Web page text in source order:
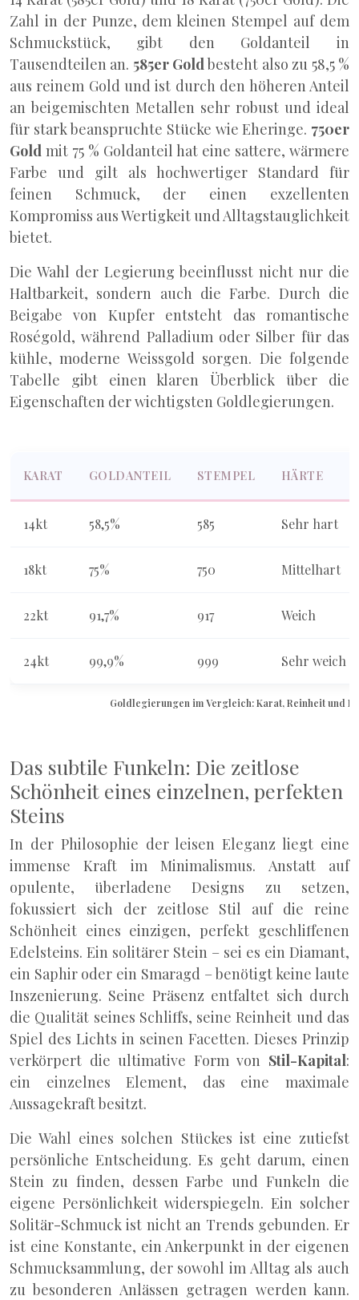
Zahl in der Punze, dem kleinen Stempel auf dem
Schmuckstück, gibt den Goldanteil in
Tausendteilen an. 585er Goldbesteht also zu 58,5 %
aus reinem Gold und ist durch den höheren Anteil
an beigemischten Metallen sehr robust und ideal
für stark beanspruchte Stücke wie Eheringe. 750er
Gold mit 75 % Goldanteil hat eine sattere, wärmere
Farbe und gilt als hochwertiger Standard für
feinen Schmuck, der einen exzellenten
Kompromiss aus Wertigkeit und Alltagstauglichkeit
bietet.
Die Wahl der Legierung beeinflusst nicht nur die
Haltbarkeit, sondern auch die Farbe. Durch die
Beigabe von Kupfer entsteht das romantische
Roségold, während Palladium oder Silber für das
kühle, moderne Weissgold sorgen. Die folgende
Tabelle gibt einen klaren Überblick über die
Eigenschaften der wichtigsten Goldlegierungen.
Goldlegierungen im Vergleich: Karat, Reinheit und
KARAT GOLDANTEIL STEMPEL HÄRTE
14kt 58,5% 585 Sehr hart
18kt 75% 750 Mittelhart
22kt 91,7% 917 Weich
24kt 99,9% 999 Sehr weich
Das subtile Funkeln: Die zeitlose
Schönheit eines einzelnen, perfekten
Steins
In der Philosophie der leisen Eleganz liegt eine
immense Kraft im Minimalismus. Anstatt auf
opulente, überladene Designs zu setzen,
fokussiert sich der zeitlose Stil auf die reine
Schönheit eines einzigen, perfekt geschliffenen
Edelsteins. Ein solitärer Stein – sei es ein Diamant,
ein Saphir oder ein Smaragd – benötigt keine laute
Inszenierung. Seine Präsenz entfaltet sich durch
die Qualität seines Schliffs, seine Reinheit und das
Spiel des Lichts in seinen Facetten. Dieses Prinzip
verkörpert die ultimative Form von Stil-Kapital:
ein einzelnes Element, das eine maximale
Aussagekraft besitzt.
Die Wahl eines solchen Stückes ist eine zutiefst
persönliche Entscheidung. Es geht darum, einen
Stein zu finden, dessen Farbe und Funkeln die
eigene Persönlichkeit widerspiegeln. Ein solcher
Solitär-Schmuck ist nicht an Trends gebunden. Er
ist eine Konstante, ein Ankerpunkt in der eigenen
Schmucksammlung, der sowohl im Alltag als auch
zu besonderen Anlässen getragen werden kann.